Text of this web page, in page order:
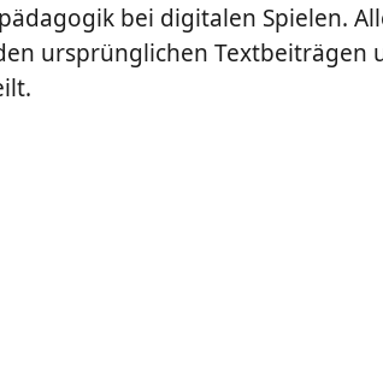
bei digitalen Spielen.
ursprünglichen Textbeiträgen